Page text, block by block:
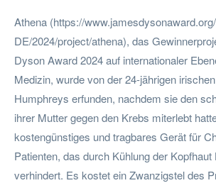
Athena (https://
DE/2024/project/athena), das
Dyson Award 2024 auf internationaler
Medizin, wurde von der 24-jährigen
Humphreys erfunden, nachdem sie den
ihrer Mutter gegen den Krebs miterlebt
kostengünstiges und tragbares Gerät für
Patienten, das durch Kühlung der Kopfhaut
verhindert. Es kostet ein Zwanzigstel des